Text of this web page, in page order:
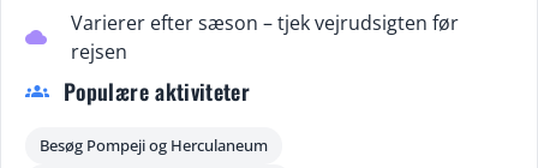
cloud
Varierer efter sæson – tjek vejrudsigten før
rejsen
groups Populære aktiviteter
Besøg Pompeji og Herculaneum